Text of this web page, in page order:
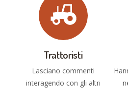
Trattoristi
Lasciano commenti
interagendo con gli altri